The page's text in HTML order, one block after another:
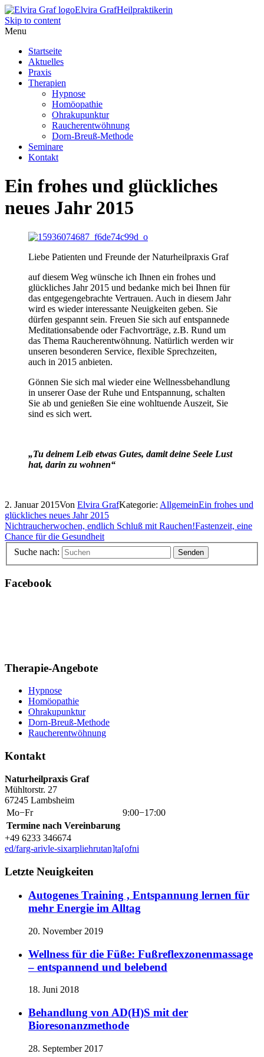
Elvira GrafHeilpraktikerin
Skip to content
Menu
Startseite
Aktuelles
Praxis
Therapien
Hypnose
Homöopathie
Ohrakupunktur
Raucherentwöhnung
Dorn-Breuß-Methode
Seminare
Kontakt
Ein frohes und glückliches
neues Jahr 2015
Liebe Patienten und Freunde der Naturheilpraxis Graf
auf diesem Weg wünsche ich Ihnen ein frohes und
glückliches Jahr 2015 und bedanke mich bei Ihnen für
das entgegengebrachte Vertrauen. Auch in diesem Jahr
wird es wieder interessante Neuigkeiten geben. Sie
dürfen gespannt sein. Freuen Sie sich auf entspannede
Meditationsabende oder Fachvorträge, z.B. Rund um
das Thema Raucherentwöhnung. Natürlich werden wir
unseren besonderen Service, flexible Sprechzeiten,
auch in 2015 anbieten.
Gönnen Sie sich mal wieder eine Wellnessbehandlung
in unserer Oase der Ruhe und Entspannung, schalten
Sie ab und genießen Sie eine wohltuende Auszeit, Sie
sind es sich wert.
„Tu deinem Leib etwas Gutes, damit deine Seele Lust
hat, darin zu wohnen“
2. Januar 2015Von Elvira GrafKategorie: AllgemeinEin frohes und
glückliches neues Jahr 2015
Nichtraucherwochen, endlich Schluß mit Rauchen!Fastenzeit, eine
Chance für die Gesundheit
Suche nach:
Facebook
Therapie-Angebote
Hypnose
Homöopathie
Ohrakupunktur
Dorn-Breuß-Methode
Raucherentwöhnung
Kontakt
Naturheilpraxis Graf
Mühltorstr. 27
67245 Lambsheim
Mo−Fr
9:00−17:00
Termine nach Vereinbarung
+49 6233 346674
ed/farg-arivle-sixarpliehrutan]ta[ofni
Letzte Neuigkeiten
Autogenes Training , Entspannung lernen für
mehr Energie im Alltag
20. November 2019
Wellness für die Füße: Fußreflexzonenmassage
– entspannend und belebend
18. Juni 2018
Behandlung von AD(H)S mit der
Bioresonanzmethode
28. September 2017